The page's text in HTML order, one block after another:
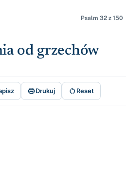
Psalm 32 z 150
od grzechów
Drukuj Reset